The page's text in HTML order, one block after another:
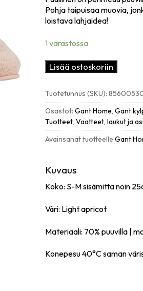
Pohja taipuisaa muovia,
loistava lahjaidea!
1 varastossa
Crest
kylpytossut,
apricot
S-
M
Lisää ostoskoriin
Tuotetunnus (SKU):
Osastot:Gant Home,Gant
Tuotteet,Vaatteet, laukut ja
Avainsanat tuotteelleGant
Kuvaus
Koko: S-M sisämitta noin
Väri: Light apricot
Materiaali: 70% puuvilla |
Konepesu 40°C saman